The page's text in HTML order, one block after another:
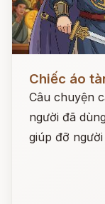
Đọc ngay
Chiếc áo
Câu chuyện
người đã
giúp đỡ